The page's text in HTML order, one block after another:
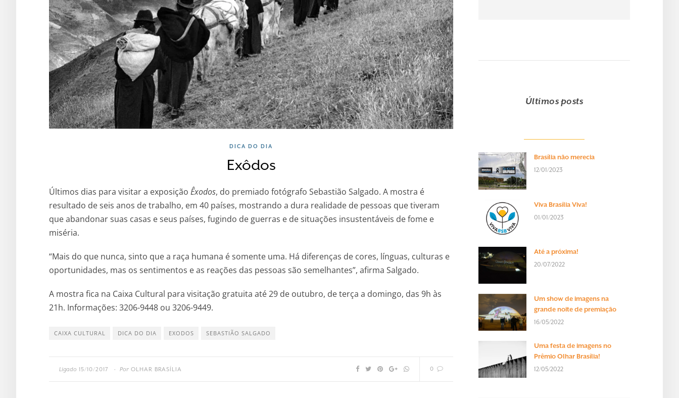
DICA DO DIA
Exôdos
Últimos dias para visitar a exposição Êxodos, do premiado fotógrafo Sebastião Salgado. A mostra é
resultado de seis anos de trabalho, em 40 países, mostrando a dura realidade de pessoas que tiveram
que abandonar suas casas e seus países, fugindo de guerras e de situações insustentáveis de fome e
miséria.
“Mais do que nunca, sinto que a raça humana é somente uma. Há diferenças de cores, línguas, culturas e
oportunidades, mas os sentimentos e as reações das pessoas são semelhantes”, afirma Salgado.
A mostra fica na Caixa Cultural para visitação gratuita até 29 de outubro, de terça a domingo, das 9h às
21h. Informações: 3206-9448 ou 3206-9449.
CAIXA CULTURAL DICA DO DIA EXODOS SEBASTIÃO SALGADO
Ligado 15/10/2017 • Por OLHAR BRASÍLIA 0
Últimos posts
Brasília não merecia
12/01/2023
Viva Brasília Viva!
01/01/2023
Até a próxima!
20/07/2022
Um show de imagens na
grande noite de premiação
16/05/2022
Uma festa de imagens no
Prêmio Olhar Brasília!
12/05/2022